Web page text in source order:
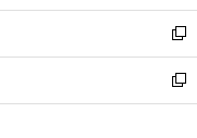
開
く
ウ
で
開
く
ン
ド
ウ
で
開
ウ
ィ
ン
ド
ウ
し
い
ウ
ィ
ン
新
し
い
ウ
新
し